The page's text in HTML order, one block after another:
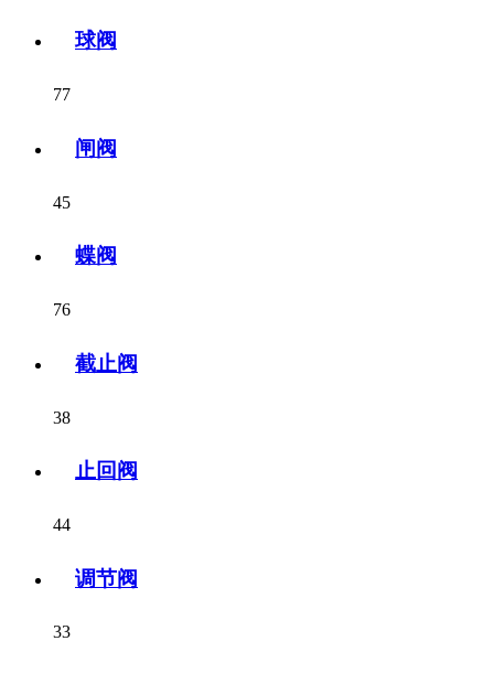
球阀
77
闸阀
45
蝶阀
76
截止阀
38
止回阀
44
调节阀
33